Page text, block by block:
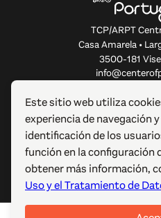
TCP/ARPT
Casa Amarela •
3500-181
SOBRE ESTE SITIO WEB
ENLACES ÚTILES
SÍGUENOS
Este sitio web utiliza
experiencia de navegación
identificación de los
función en la configuración
obtener más información,
Uso y el Tratamiento de